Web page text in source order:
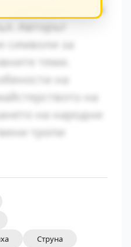
разбирането на
символи за
теми.
на
на
на народни
тропи
Струна